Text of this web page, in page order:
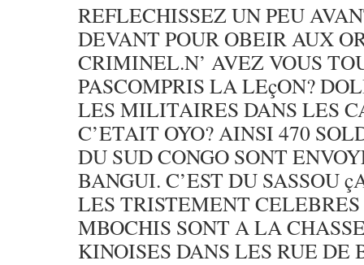
REFLECHISSEZ UN PEU
DEVANT POUR OBEIR AUX
CRIMINEL.N’ AVEZ VOUS
PASCOMPRIS LA LEçON?
LES MILITAIRES DANS LES
C’ETAIT OYO? AINSI 470
DU SUD CONGO SONT
BANGUI. C’EST DU SASSOU
LES TRISTEMENT
MBOCHIS SONT A LA
KINOISES DANS LES RUE